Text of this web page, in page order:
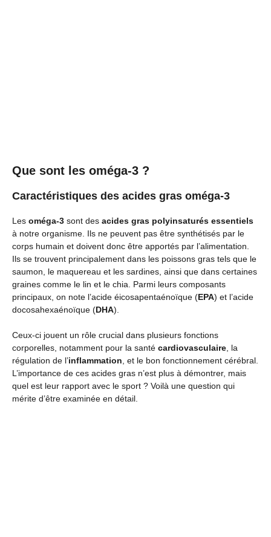
Que sont les oméga-3 ?
Caractéristiques des acides gras oméga-3
Les oméga-3 sont des acides gras polyinsaturés essentiels
à notre organisme. Ils ne peuvent pas être synthétisés par le
corps humain et doivent donc être apportés par l’alimentation.
Ils se trouvent principalement dans les poissons gras tels que le
saumon, le maquereau et les sardines, ainsi que dans certaines
graines comme le lin et le chia. Parmi leurs composants
principaux, on note l’acide éicosapentaénoïque (EPA) et l’acide
docosahexaénoïque (DHA).
Ceux-ci jouent un rôle crucial dans plusieurs fonctions
corporelles, notamment pour la santé cardiovasculaire , la
régulation de l’inflammation , et le bon fonctionnement cérébral.
L’importance de ces acides gras n’est plus à démontrer, mais
quel est leur rapport avec le sport ? Voilà une question qui
mérite d’être examinée en détail.